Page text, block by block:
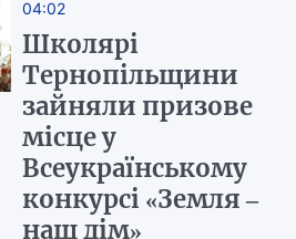
04:02
Школярі
Тернопільщини
зайняли призове
місце у
Всеукраїнському
конкурсі «Земля –
наш дім»